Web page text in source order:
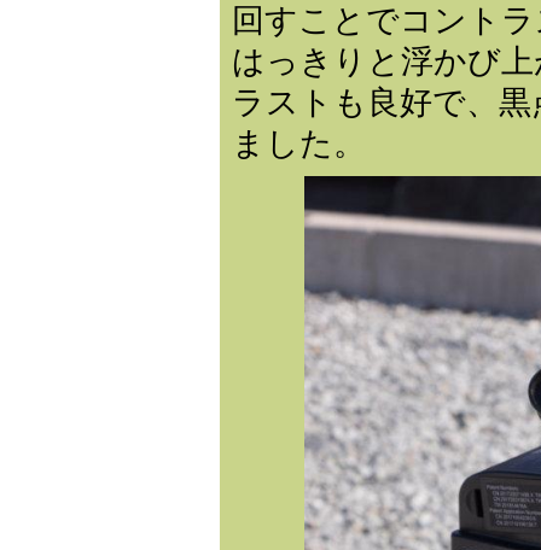
回すことでコント
はっきりと浮かび
ラストも良好で、
ました。